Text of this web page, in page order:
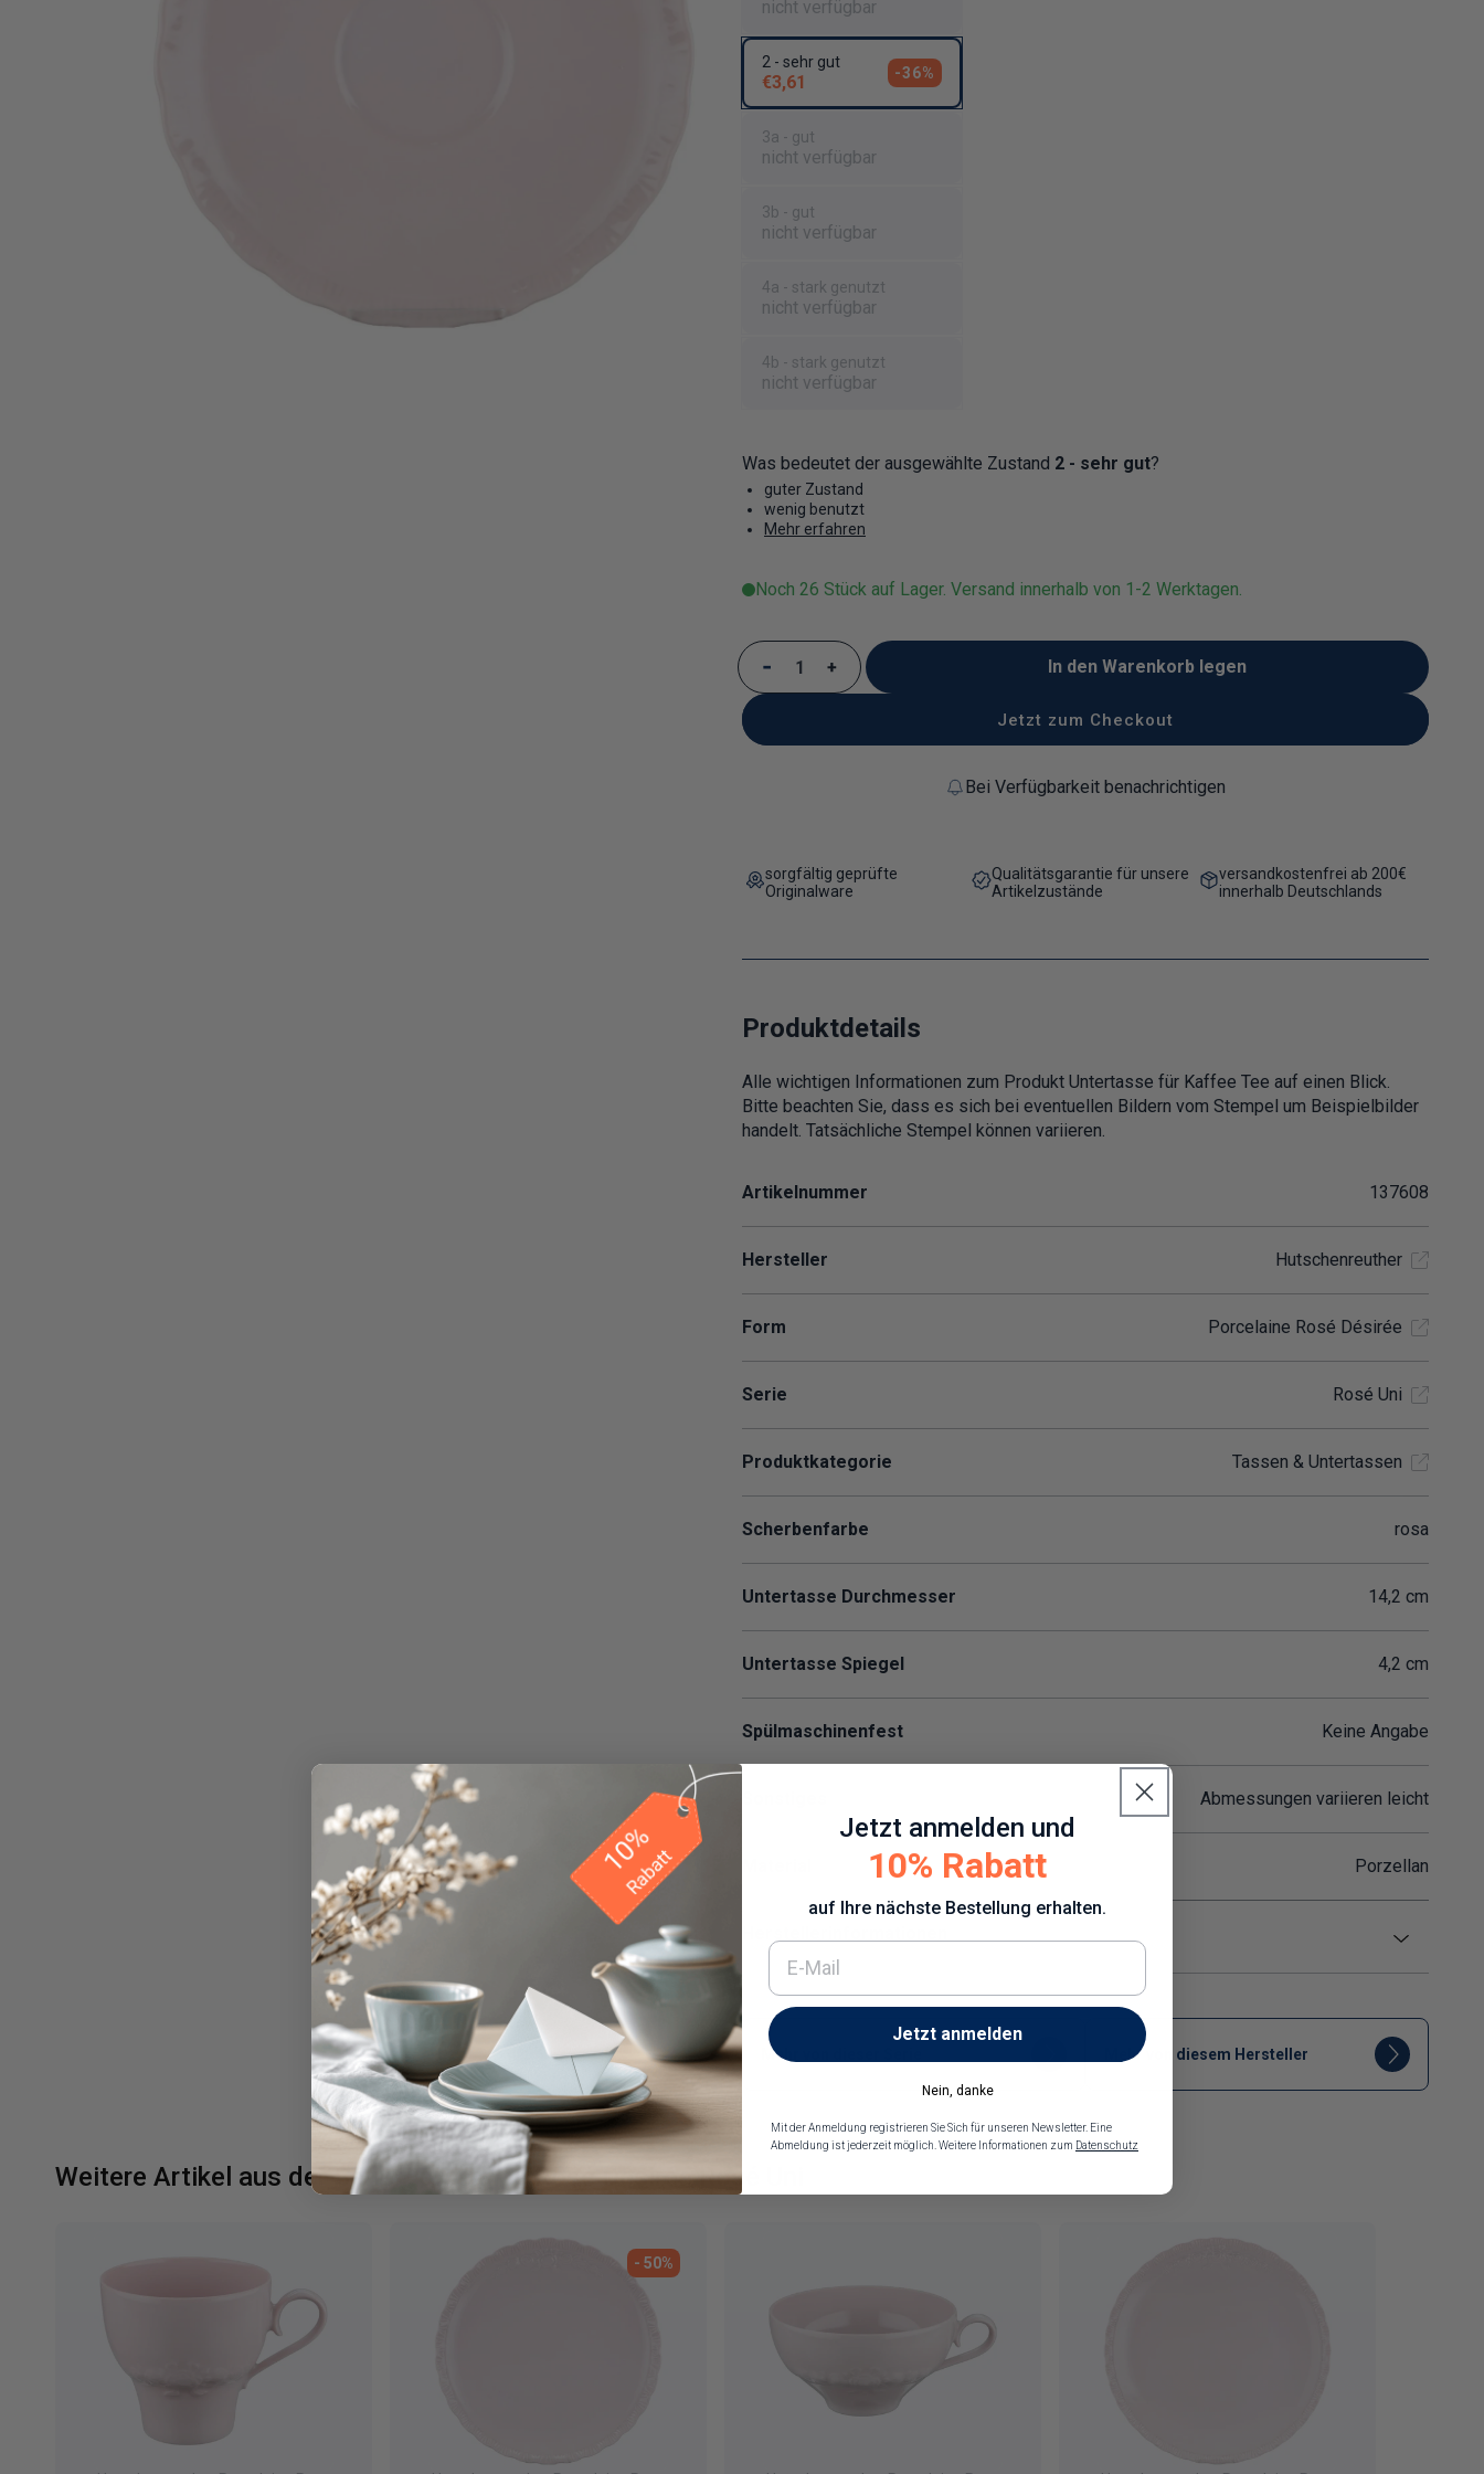
nicht verfügbar
2 - sehr gut
€3,61 -36%
3a - gut
nicht verfügbar
3b - gut
nicht verfügbar
4a - stark genutzt
nicht verfügbar
4b - stark genutzt
nicht verfügbar
Was bedeutet der ausgewählte Zustand 2 - sehr gut?
guter Zustand
wenig benutzt
Mehr erfahren
Noch 26 Stück auf Lager. Versand innerhalb von 1-2 Werktagen.
Verringere die Menge für Untertasse für Kaffee Tee
Erhöhe die Menge für Untertasse für Kaffee Tee
In den Warenkorb legen
Jetzt zum Checkout
Bei Verfügbarkeit benachrichtigen
sorgfältig geprüfte
Originalware
Qualitätsgarantie für unsere
Artikelzustände
versandkostenfrei ab 200€
innerhalb Deutschlands
Produktdetails
Alle wichtigen Informationen zum Produkt Untertasse für Kaffee Tee auf einen Blick.
Bitte beachten Sie, dass es sich bei eventuellen Bildern vom Stempel um Beispielbilder
handelt. Tatsächliche Stempel können variieren.
Artikelnummer 137608
Hersteller Hutschenreuther
Form Porcelaine Rosé Désirée
Serie Rosé Uni
Produktkategorie Tassen & Untertassen
Scherbenfarbe rosa
Untertasse Durchmesser 14,2 cm
Untertasse Spiegel 4,2 cm
Spülmaschinenfest Keine Angabe
Abmessungen variieren leicht
Porzellan
Mehr von dieser Serie Mehr von diesem Hersteller
Weitere Artikel aus der Serie Porcelaine Rosé Désirée Rosé Uni
- 50%
Jetzt anmelden und
10% Rabatt
auf Ihre nächste Bestellung erhalten.
E-Mail
Jetzt anmelden
Nein, danke
Mit der Anmeldung registrieren Sie Sich für unseren Newsletter. Eine
Abmeldung ist jederzeit möglich. Weitere Informationen zum Datenschutz